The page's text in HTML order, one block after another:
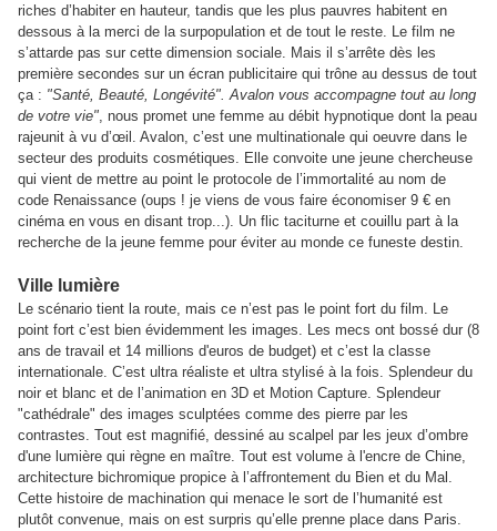
riches d’habiter en hauteur, tandis que les plus pauvres habitent en
dessous à la merci de la surpopulation et de tout le reste. Le film ne
s’attarde pas sur cette dimension sociale. Mais il s’arrête dès les
première secondes sur un écran publicitaire qui trône au dessus de tout
ça : "Santé, Beauté, Longévité". Avalon vous accompagne tout au long
de votre vie", nous promet une femme au débit hypnotique dont la peau
rajeunit à vu d’œil. Avalon, c’est une multinationale qui oeuvre dans le
secteur des produits cosmétiques. Elle convoite une jeune chercheuse
qui vient de mettre au point le protocole de l’immortalité au nom de
code Renaissance (oups ! je viens de vous faire économiser 9 € en
cinéma en vous en disant trop...). Un flic taciturne et couillu part à la
recherche de la jeune femme pour éviter au monde ce funeste destin.
Ville lumière
Le scénario tient la route, mais ce n’est pas le point fort du film. Le
point fort c’est bien évidemment les images. Les mecs ont bossé dur (8
ans de travail et 14 millions d'euros de budget) et c’est la classe
internationale. C’est ultra réaliste et ultra stylisé à la fois. Splendeur du
noir et blanc et de l’animation en 3D et Motion Capture. Splendeur
"cathédrale" des images sculptées comme des pierre par les
contrastes. Tout est magnifié, dessiné au scalpel par les jeux d’ombre
d'une lumière qui règne en maître. Tout est volume à l'encre de Chine,
architecture bichromique propice à l’affrontement du Bien et du Mal.
Cette histoire de machination qui menace le sort de l’humanité est
plutôt convenue, mais on est surpris qu’elle prenne place dans Paris.